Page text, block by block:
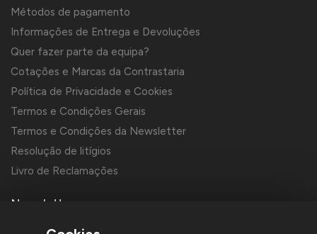
Métodos de pagamento
Informações de Entrega e Devoluções
Quer fazer parte da equipa?
Cotações e Marcas da Contrastaria
Política de Privacidade e Cookies
Termos e Condições Gerais
Termos e Condições da Newsletter
Resolução de litígios
Livro de Reclamações
Newsletter